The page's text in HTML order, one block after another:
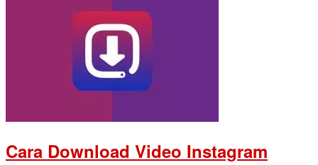
Cara Download Video Instagram